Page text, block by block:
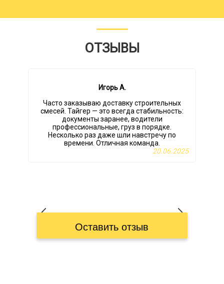
ОТЗЫВЫ
Игорь А.
Часто заказываю доставку строительных
смесей. Тайгер — это всегда стабильность:
документы заранее, водители
профессиональные, груз в порядке.
Несколько раз даже шли навстречу по
времени. Отличная команда.
20.06.2025
Оставить отзыв